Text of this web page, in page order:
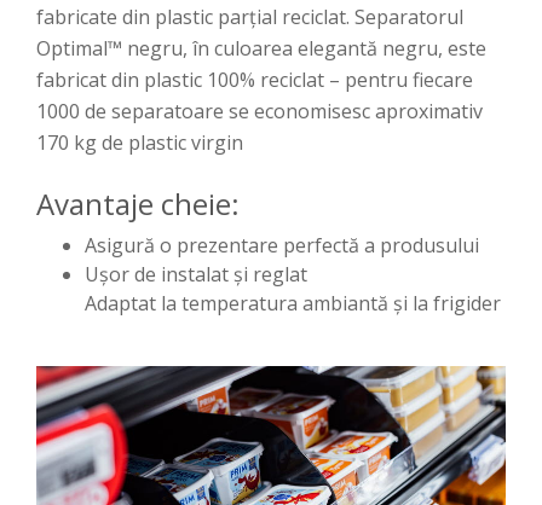
fabricate din plastic parțial reciclat. Separatorul
Optimal™ negru, în culoarea elegantă negru, este
fabricat din plastic 100% reciclat – pentru fiecare
1000 de separatoare se economisesc aproximativ
170 kg de plastic virgin
Avantaje cheie:
Asigură o prezentare perfectă a produsului
Ușor de instalat și reglat
Adaptat la temperatura ambiantă și la frigider